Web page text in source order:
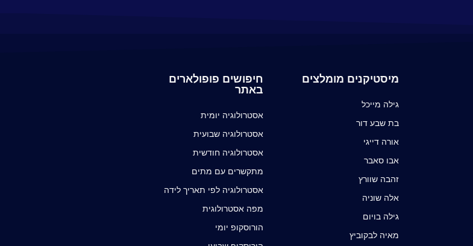
מיסטיקנים מומלצים
גילה מייכל
בת שבע דור
אורה דייגי
אבו סאבר
זהבה שוורץ
אלה שוניה
גילה בויום
מאיה לבקוביץ
חיפושים פופולארים
באתר
אסטרולוגיה יומית
אסטרולוגיה שבועית
אסטרולוגיה חודשית
מתקשרים עם מתים
אסטרולוגיה לפי תאריך לידה
מפה אסטרולוגית
הורוסקופ יומי